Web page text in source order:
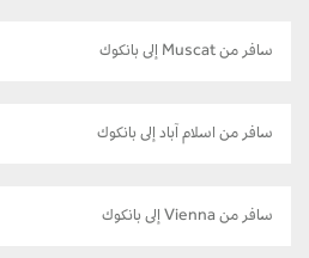
سافر من Muscat إلى بانكوك
سافر من اسلام آباد إلى بانكوك
سافر من Vienna إلى بانكوك